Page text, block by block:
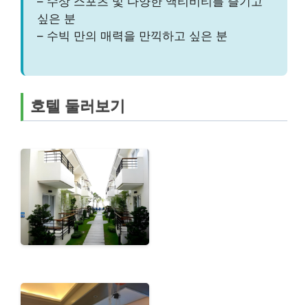
싶은 분
– 수빅 만의 매력을 만끽하고 싶은 분
호텔 둘러보기